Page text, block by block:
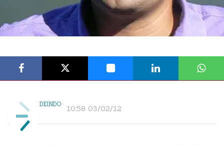
DEINDO 10:58 03/02/12